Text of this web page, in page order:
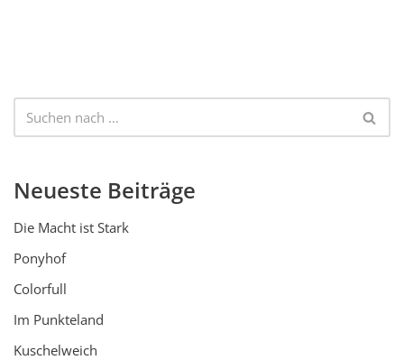
Neueste Beiträge
Die Macht ist Stark
Ponyhof
Colorfull
Im Punkteland
Kuschelweich